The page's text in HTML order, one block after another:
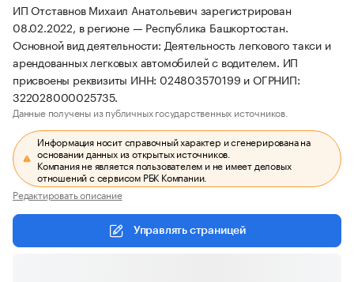
ИП Отставнов Михаил Анатольевич зарегистрирован
08.02.2022, в регионе — Республика Башкортостан.
Основной вид деятельности: Деятельность легкового такси и
арендованных легковых автомобилей с водителем. ИП
присвоены реквизиты ИНН: 024803570199 и ОГРНИП:
322028000025735.
Данные получены из публичных государственных источников.
Информация носит справочный характер и сгенерирована на
основании данных из открытых источников.
Компания не является пользователем и не имеет деловых
отношений с сервисом РБК Компании.
Редактировать описание
Управлять страницей